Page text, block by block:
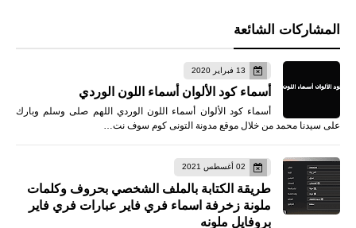
المشاركات الشائعة
13 فبراير 2020
أسماء كود الألوان أسماء اللون الوردي
أسماء كود الألوان أسماء اللون الوردي اللهم صلى وسلم وبارك
على سيدنا محمد من خلال موقع مدونة التونى كوم سوف نت…
02 أغسطس 2021
طريقة الكتابة بالملف الشخصي بحروف وكلمات
ملونة زخرفة اسماء فري فاير عبارات فري فاير
بروفايل ملونه